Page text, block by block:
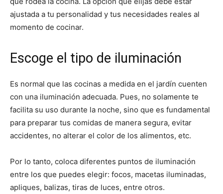
ajustada a tu personalidad y tus necesidades reales al
momento de cocinar.
Escoge el tipo de iluminación
Es normal que las cocinas a medida en el jardín cuenten
con una iluminación adecuada. Pues, no solamente te
facilita su uso durante la noche, sino que es fundamental
para preparar tus comidas de manera segura, evitar
accidentes, no alterar el color de los alimentos, etc.
Por lo tanto, coloca diferentes puntos de iluminación
entre los que puedes elegir: focos, macetas iluminadas,
apliques, balizas, tiras de luces, entre otros.